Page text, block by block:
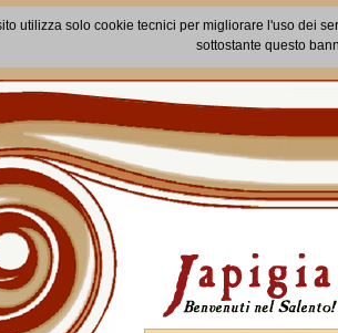
sito utilizza solo cookie tecnici per migliorare l'uso dei
sottostante questo